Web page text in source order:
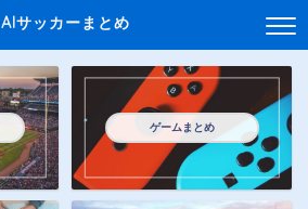
AIサッカーまとめ
ゲームまとめ